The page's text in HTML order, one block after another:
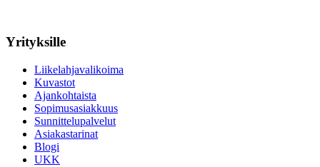
Yrityksille
Liikelahjavalikoima
Kuvastot
Ajankohtaista
Sopimusasiakkuus
Sunnittelupalvelut
Asiakastarinat
Blogi
UKK